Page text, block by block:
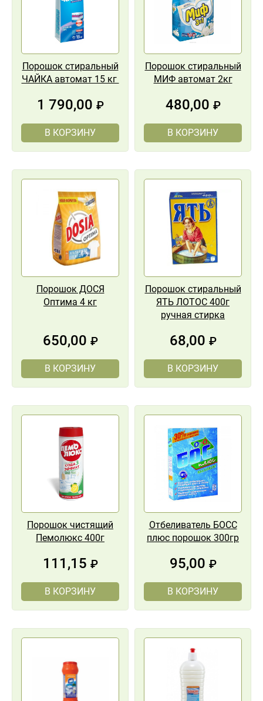
Порошок стиральный
ЧАЙКА автомат 15 кг
1 790,00 ₽
В КОРЗИНУ
Порошок стиральный
МИФ автомат 2кг
480,00 ₽
В КОРЗИНУ
Порошок ДОСЯ
Оптима 4 кг
650,00 ₽
В КОРЗИНУ
Порошок стиральный
ЯТЬ ЛОТОС 400г
ручная стирка
68,00 ₽
В КОРЗИНУ
Порошок чистящий
Пемолюкс 400г
111,15 ₽
В КОРЗИНУ
Отбеливатель БОСС
плюс порошок 300гр
95,00 ₽
В КОРЗИНУ